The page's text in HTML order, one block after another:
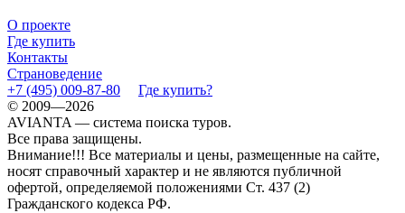
О проекте
Где купить
Контакты
Страноведение
+7 (495) 009-87-80
Где купить?
© 2009—2026
AVIANTA — система поиска туров.
Все права защищены.
Внимание!!! Все материалы и цены, размещенные на сайте,
носят справочный характер и не являются публичной
офертой, определяемой положениями Ст. 437 (2)
Гражданского кодекса РФ.